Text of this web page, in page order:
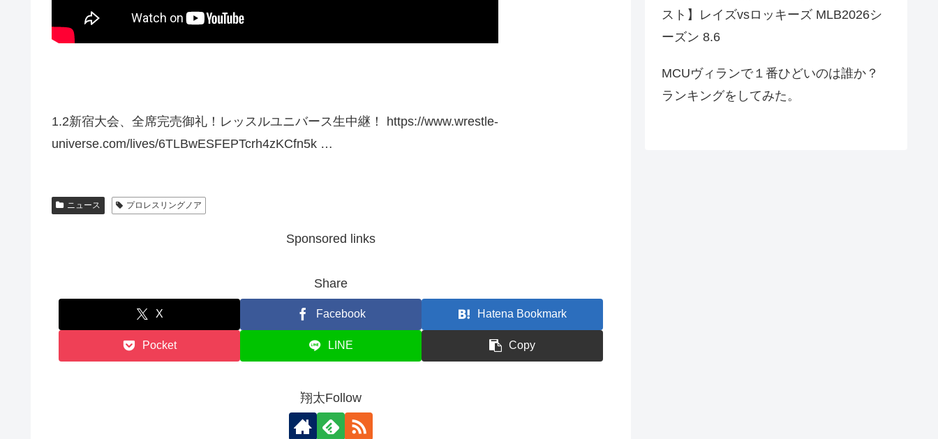
1.2新宿大会、全席完売御礼！レッスルユニバース生中継！ https://www.wrestle-
universe.com/lives/6TLBwESFEPTcrh4zKCfn5k …
ニュース プロレスリングノア
Sponsored links
Share
X Facebook Hatena Bookmark
Pocket LINE Copy
翔太Follow
スト】レイズvsロッキーズ MLB2026シ
ーズン 8.6
MCUヴィランで１番ひどいのは誰か？
ランキングをしてみた。